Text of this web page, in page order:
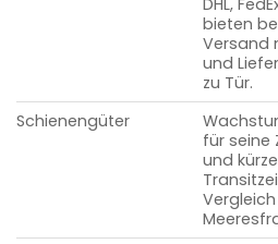
bieten
Versand
und
zu Tür.
Schienengüter
für seine
und
Vergleich